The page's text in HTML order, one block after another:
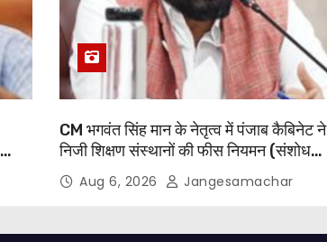
CM भगवंत सिंह मान के नेतृत्व में पंजाब कैबिनेट ने
निजी शिक्षण संस्थानों की फीस नियमन (संशोधन)
विधेयक-2026 को मंजूरी दी
Aug 6, 2026 Jangesamachar